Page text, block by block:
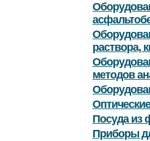
раствора,
методов
Посуда из
Приборы